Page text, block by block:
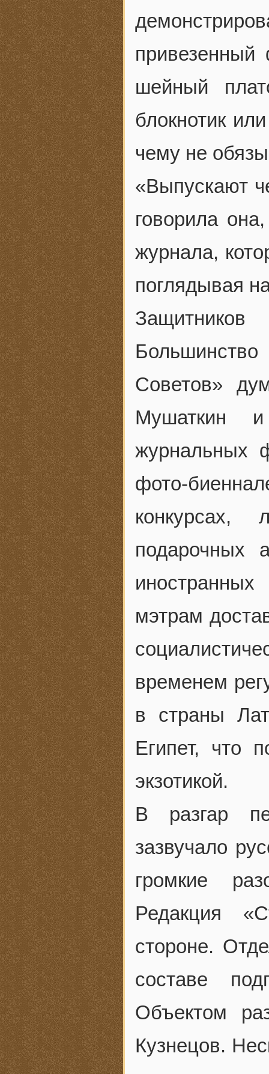
привезенный
шейный
блокнотик
чему не
«Выпускают
говорила
журнала,
поглядывая
Советов»
Мушаткин
журнальных
фото-
конкурсах,
подарочных
мэтрам
временем
в страны
Египет, что
экзотикой.
В разгар
зазвучало
громкие
Редакция
стороне.
составе
Объектом
Кузнецов.